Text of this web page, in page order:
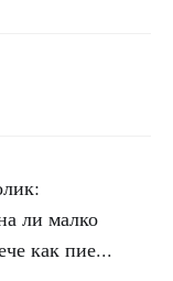
ли малко
как пие...